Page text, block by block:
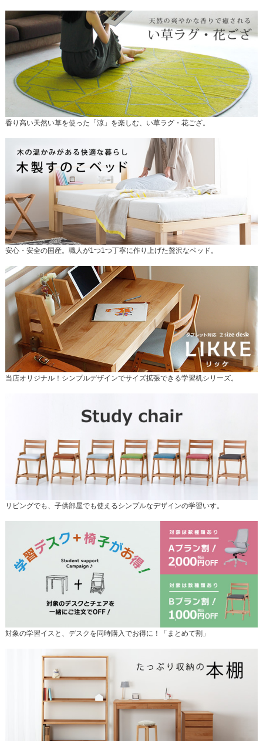
香り高い天然い草を使った「涼」を楽しむ、い草ラグ・花ござ。
安心・安全の国産。職人が1つ1つ丁寧に作り上げた贅沢なベッド。
当店オリジナル！シンプルデザインでサイズ拡張できる学習机シリーズ。
リビングでも、子供部屋でも使えるシンプルなデザインの学習いす。
対象の学習イスと、デスクを同時購入でお得に！「まとめて割」